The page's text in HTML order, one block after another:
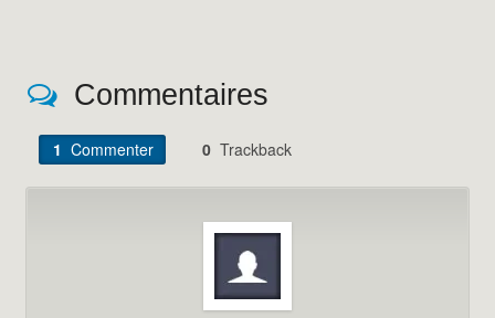
Commentaires
1 Commenter 0 Trackback